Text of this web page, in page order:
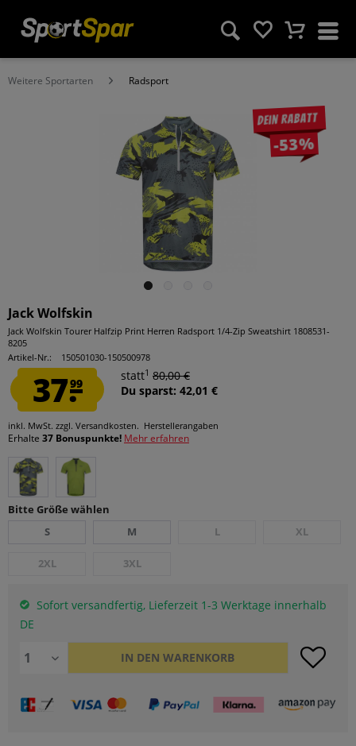
Weitere Sportarten Radsport
Dein Rabatt
-53%
Jack Wolfskin
Jack Wolfskin Tourer Halfzip Print Herren Radsport 1/4-Zip Sweatshirt 1808531-
8205
Artikel-Nr.:
150501030-150500978
37.99
statt1 80,00 €
Du sparst: 42,01 €
inkl. MwSt. zzgl. Versandkosten. Herstellerangaben
Erhalte 37 Bonuspunkte! Mehr erfahren
Bitte Größe wählen
S
M L XL
2XL 3XL
Sofort versandfertig, Lieferzeit 1-3 Werktage innerhalb
DE
IN DEN WARENKORB